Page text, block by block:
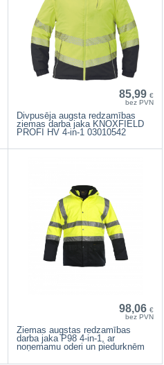
85,99 €
bez PVN
Divpusēja augsta redzamības
ziemas darba jaka KNOXFIELD
PROFI HV 4-in-1 03010542
98,06 €
bez PVN
Ziemas augstas redzamības
darba jaka P98 4-in-1, ar
noņemamu oderi un piedurknēm